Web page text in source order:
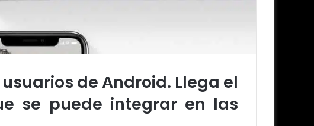
de Android. Llega el
se puede integrar en las